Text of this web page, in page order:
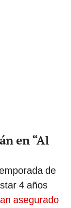
en “Al
de
4 años
asegurado